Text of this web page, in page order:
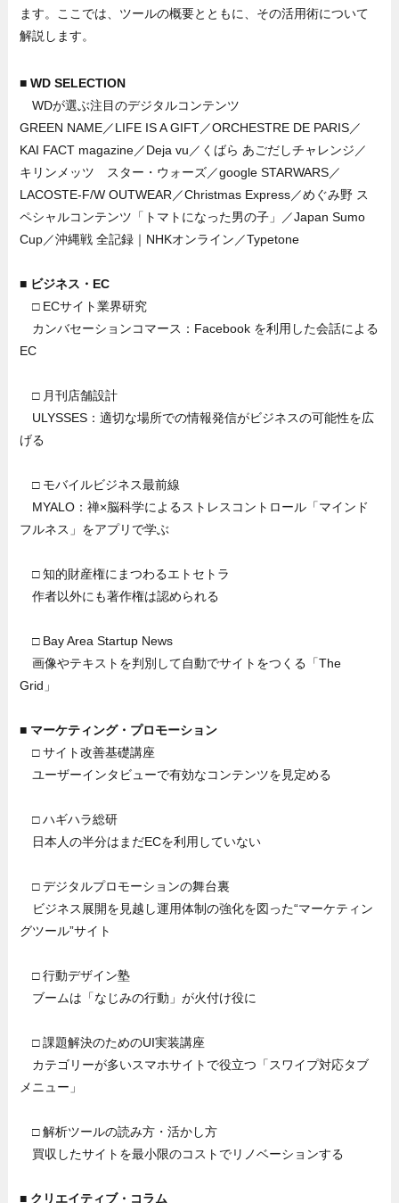
ます。ここでは、ツールの概要とともに、その活用術について
解説します。
■ WD SELECTION
WDが選ぶ注目のデジタルコンテンツ
GREEN NAME／LIFE IS A GIFT／ORCHESTRE DE PARIS／
KAI FACT magazine／Deja vu／くばら あごだしチャレンジ／
キリンメッツ スター・ウォーズ／google STARWARS／
LACOSTE-F/W OUTWEAR／Christmas Express／めぐみ野 ス
ペシャルコンテンツ「トマトになった男の子」／Japan Sumo
Cup／沖縄戦 全記録｜NHKオンライン／Typetone
■ ビジネス・EC
□ ECサイト業界研究
カンバセーションコマース：Facebook を利用した会話による
EC
□ 月刊店舗設計
ULYSSES：適切な場所での情報発信がビジネスの可能性を広
げる
□ モバイルビジネス最前線
MYALO：禅×脳科学によるストレスコントロール「マインド
フルネス」をアプリで学ぶ
□ 知的財産権にまつわるエトセトラ
作者以外にも著作権は認められる
□ Bay Area Startup News
画像やテキストを判別して自動でサイトをつくる「The
Grid」
■ マーケティング・プロモーション
□ サイト改善基礎講座
ユーザーインタビューで有効なコンテンツを見定める
□ ハギハラ総研
日本人の半分はまだECを利用していない
□ デジタルプロモーションの舞台裏
ビジネス展開を見越し運用体制の強化を図った“マーケティン
グツール”サイト
□ 行動デザイン塾
ブームは「なじみの行動」が火付け役に
□ 課題解決のためのUI実装講座
カテゴリーが多いスマホサイトで役立つ「スワイプ対応タブ
メニュー」
□ 解析ツールの読み方・活かし方
買収したサイトを最小限のコストでリノベーションする
■ クリエイティブ・コラム